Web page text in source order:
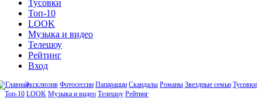
Тусовки
Топ-10
LOOK
Музыка и видео
Телешоу
Рейтинг
Вход
Эксклюзив Фотосессии Папарацци Скандалы Романы Звездные семьи Тусовки
Топ-10 LOOK Музыка и видео Телешоу Рейтинг